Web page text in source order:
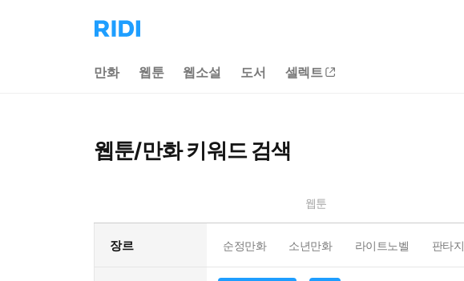
리
디
으
만화 웹툰 웹소설 도서 셀렉트
웹툰/만화 키워드 검색
웹툰
장르 순정만화 소년만화 라이트노벨 판타